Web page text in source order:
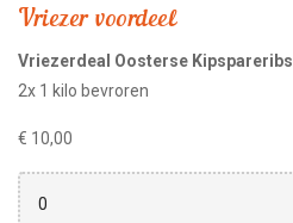
Vriezer voordeel
Vriezerdeal Oosterse Kipspareribs
2x 1 kilo bevroren
€ 10,00
0